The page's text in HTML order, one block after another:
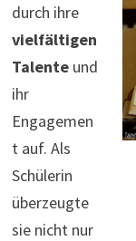
durch ihre
vielfältigen
Talenteund
ihr
Engagemen
t auf. Als
Schülerin
überzeugte
sie nicht nur